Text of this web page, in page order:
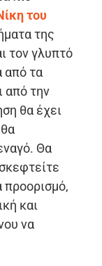
του
της
τον γλυπτό
από τα
από την
θα έχει
Θα
προορισμό,
και
να